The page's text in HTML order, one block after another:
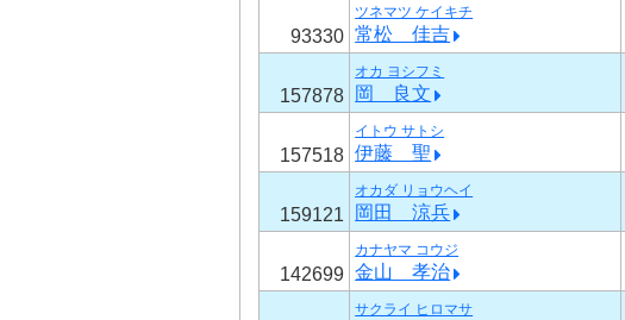
93330
ツネマツ ケイキチ
常松 佳吉
157878
オカ ヨシフミ
岡 良文
157518
イトウ サトシ
伊藤 聖
159121
オカダ リョウヘイ
岡田 涼兵
142699
カナヤマ コウジ
金山 孝治
サクライ ヒロマサ